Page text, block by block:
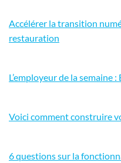
Accélérer la transition
restauration
L’employeur de la semaine :
Voici comment construire
6 questions sur la